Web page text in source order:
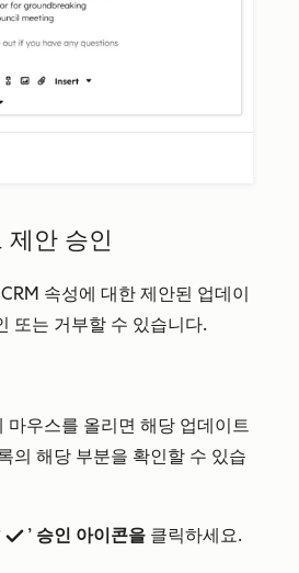
제안 승인
속성에 대한 제안된 업데이
또는 거부할 수 있습니다.
마우스를 올리면 해당 업데이트
의 해당 부분을 확인할 수 있습
success’ 승인 아이콘을 클릭하세요.